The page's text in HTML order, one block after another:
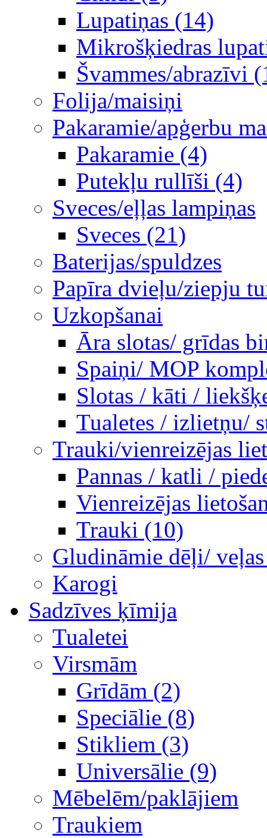
Lupatiņas (14)
Mikrošķiedras
Švammes/abrazīvi
Folija/maisiņi
Pakaramie/apģerbu
Pakaramie (4)
Putekļu rullīši (4)
Sveces/eļļas lampiņas
Sveces (21)
Baterijas/spuldzes
Papīra dvieļu/ziepju
Uzkopšanai
Āra slotas/ grīdas
Spaiņi/ MOP
Slotas / kāti /
Tualetes / izlietņu/
Trauki/vienreizējas
Pannas / katli /
Vienreizējas
Trauki (10)
Gludināmie dēļi/
Karogi
Sadzīves ķīmija
Tualetei
Virsmām
Grīdām (2)
Speciālie (8)
Stikliem (3)
Universālie (9)
Mēbelēm/paklājiem
Traukiem